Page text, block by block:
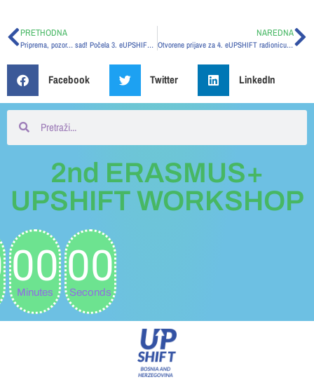
PRETHODNA
Priprema, pozor… sad! Počela 3. eUPSHIFT radionica!
NAREDNA
Otvorene prijave za 4. eUPSHIFT radionicu u BiH!
Facebook Twitter LinkedIn
2nd ERASMUS+
UPSHIFT WORKSHOP
00
Minutes
00
Seconds